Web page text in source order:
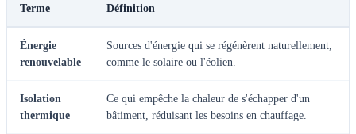
Terme Définition
Énergie
renouvelable
Sources d'énergie qui se régénèrent naturellement,
comme le solaire ou l'éolien.
Isolation
thermique
Ce qui empêche la chaleur de s'échapper d'un
bâtiment, réduisant les besoins en chauffage.